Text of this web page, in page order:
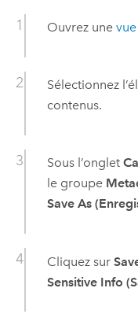
Ouvrez une
Sélectionnez
contenus.
Sous l’onglet
le groupe
Save As
Cliquez sur
Sensitive Info